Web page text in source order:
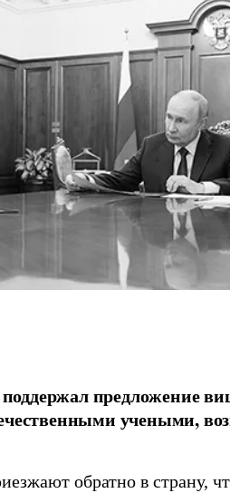
предложение
учеными,
обратно в страну,